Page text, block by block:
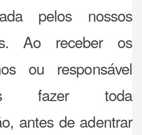
pelos nossos
Ao receber os
ou responsável
fazer toda
antes de adentrar